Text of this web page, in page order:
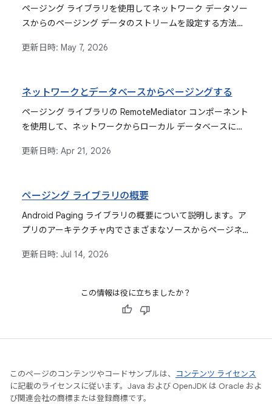
ページング ライブラリを使用してネットワーク データソー
スからのページング データのストリームを設定する方法を
更新日時: May 7, 2026
ネットワークとデータベースからページングする
ページング ライブラリの RemoteMediator コンポーネント
を使用して、ネットワークからローカル データベースにペ
す。これにより、ネットワーク環境が不安定な場合やオフラ
データ読み込みの調整、データ同期の処理、リモートキー
の管理を行うための実装手順について詳しく説明します。
更新日時: Apr 21, 2026
ページング ライブラリの概要
Android Paging ライブラリの概要について説明します。ア
プリのアーキテクチャ内でさまざまなソースからページネ
ットについて解説します。
更新日時: Jul 14, 2026
この情報は役に立ちましたか？
このページのコンテンツやコードサンプルは、
コンテンツ ライセンス
に記載のライセンスに従います。Java および OpenJDK は Oracle およ
び関連会社の商標または登録商標です。